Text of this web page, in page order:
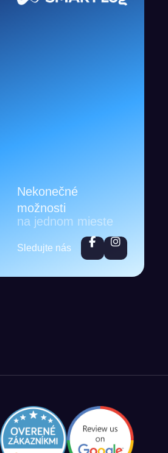
Nekonečné
možnosti
na jednom mieste
Sledujte nás